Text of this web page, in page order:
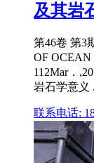
及其岩
第46卷 第3
OF OCEAN
112Mar．
岩石学意义 .
联系电话: